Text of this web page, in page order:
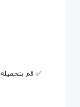
✅ download it for free | قم بتحميله بشكل مجاني ✅